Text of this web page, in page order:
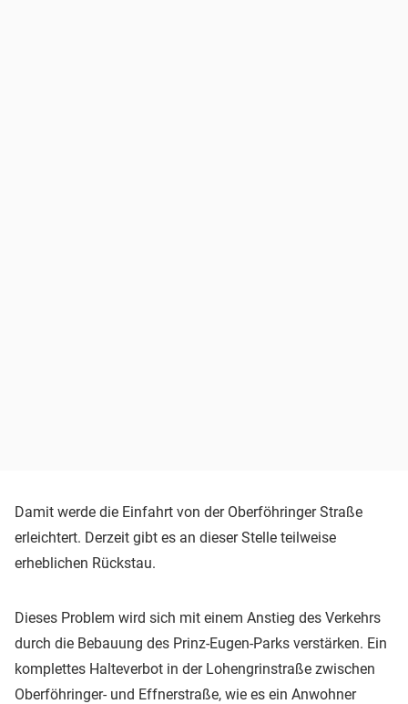
Damit werde die Einfahrt von der Oberföhringer Straße
erleichtert. Derzeit gibt es an dieser Stelle teilweise
erheblichen Rückstau.
Dieses Problem wird sich mit einem Anstieg des Verkehrs
durch die Bebauung des Prinz-Eugen-Parks verstärken. Ein
komplettes Halteverbot in der Lohengrinstraße zwischen
Oberföhringer- und Effnerstraße, wie es ein Anwohner